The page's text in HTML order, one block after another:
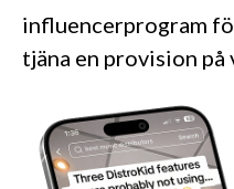
influencerprogram
tjäna en provision